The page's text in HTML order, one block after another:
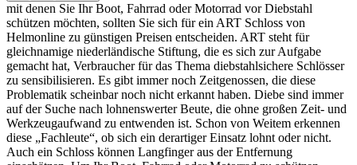
mit denen Sie Ihr Boot, Fahrrad oder Motorrad vor Diebstahl
schützen möchten, sollten Sie sich für ein ART Schloss von
Helmonline zu günstigen Preisen entscheiden. ART steht für
gleichnamige niederländische Stiftung, die es sich zur Aufgabe
gemacht hat, Verbraucher für das Thema diebstahlsichere Schlösser
zu sensibilisieren. Es gibt immer noch Zeitgenossen, die diese
Problematik scheinbar noch nicht erkannt haben. Diebe sind immer
auf der Suche nach lohnenswerter Beute, die ohne großen Zeit- und
Werkzeugaufwand zu entwenden ist. Schon von Weitem erkennen
diese „Fachleute“, ob sich ein derartiger Einsatz lohnt oder nicht.
Auch ein Schloss können Langfinger aus der Entfernung